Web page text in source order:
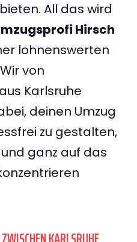
All das wird
Hirsch
lohnenswerten
von
Karlsruhe
deinen Umzug
zu gestalten,
ganz auf das